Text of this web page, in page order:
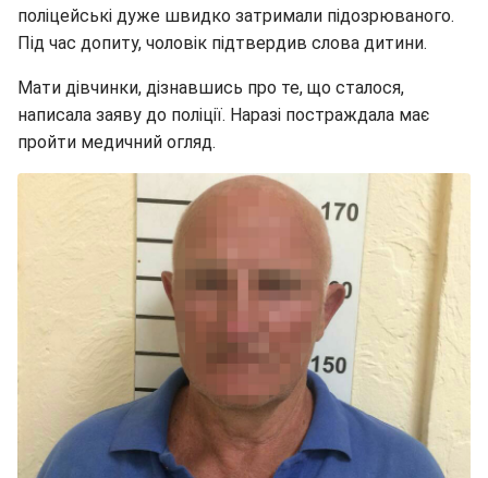
поліцейські дуже швидко затримали підозрюваного.
Під час допиту, чоловік підтвердив слова дитини.
Мати дівчинки, дізнавшись про те, що сталося,
написала заяву до поліції. Наразі постраждала має
пройти медичний огляд.